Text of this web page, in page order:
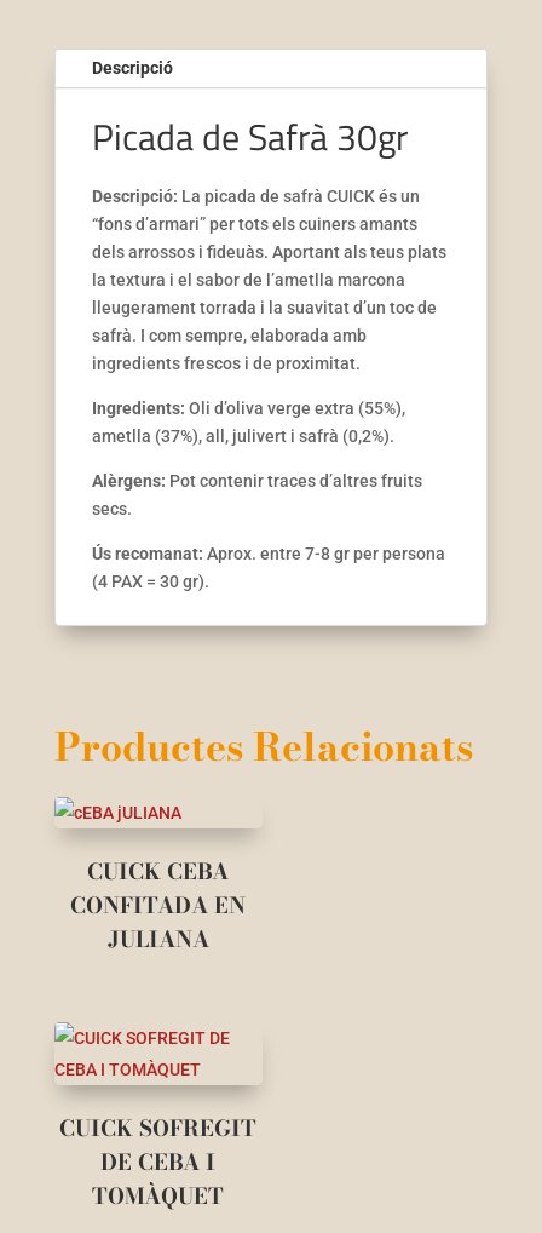
Descripció
Picada de Safrà 30gr
Descripció: La picada de safrà CUICK és un
“fons d’armari” per tots els cuiners amants
dels arrossos i fideuàs. Aportant als teus plats
la textura i el sabor de l’ametlla marcona
lleugerament torrada i la suavitat d’un toc de
safrà. I com sempre,elaborada amb
ingredients frescos i de proximitat.
Ingredients: Oli d’oliva verge extra (55%),
ametlla (37%), all, julivert i safrà (0,2%).
Alèrgens: Pot contenir traces d’altresfruits
secs.
Ús recomanat: Aprox. entre 7-8 gr per persona
(4 PAX = 30 gr).
Productes Relacionats
CUICK CEBA
CONFITADA EN
JULIANA
CUICK SOFREGIT
DE CEBA I
TOMÀQUET